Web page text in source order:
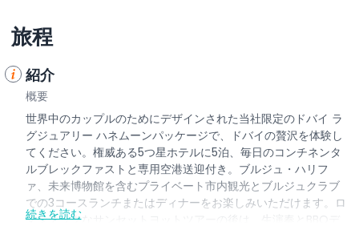
旅程
紹介
概要
世界中のカップルのためにデザインされた当社限定のドバイ ラ
グジュアリー ハネムーンパッケージで、ドバイの贅沢を体験し
てください。権威ある5つ星ホテルに5泊、毎日のコンチネンタ
ルブレックファストと専用空港送迎付き。ブルジュ・ハリフ
ァ、未来博物館を含むプライベート市内観光とブルジュクラブ
での3コースランチまたはディナーをお楽しみいただけます。ロ
マンチックなサンセットヨットツアーの後は、生演奏とBBQデ
続きを読む